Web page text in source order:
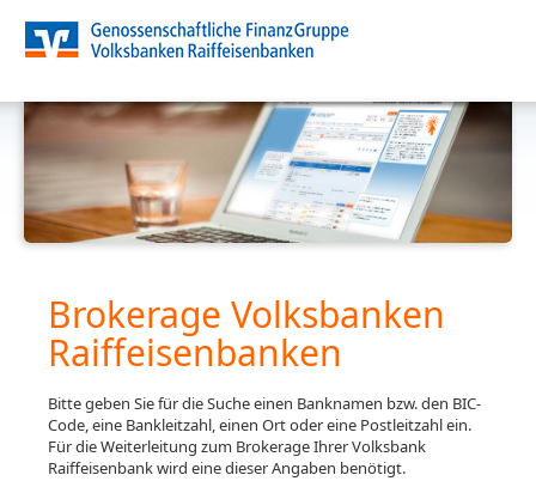
Brokerage Volksbanken
Raiffeisenbanken
Bitte geben Sie für die Suche einen Banknamen bzw. den BIC-
Code, eine Bankleitzahl, einen Ort oder eine Postleitzahl ein.
Für die Weiterleitung zum Brokerage Ihrer Volksbank
Raiffeisenbank wird eine dieser Angaben benötigt.